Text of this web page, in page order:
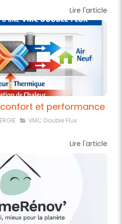
Lire l'article
: confort et performance
VMC Double Flux
Lire l'article